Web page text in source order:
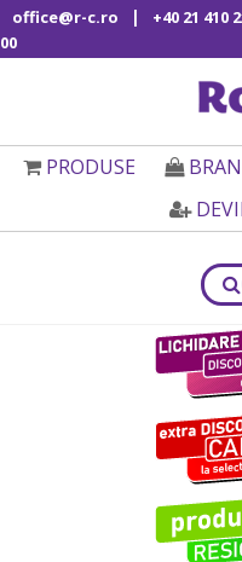
office@r-c.ro |
+40 21 410
00
PRODUSE